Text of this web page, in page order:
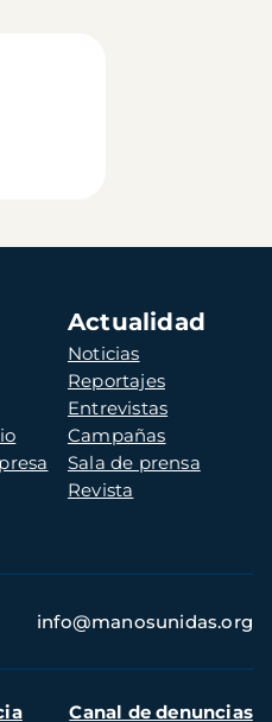
Actualidad
Noticias
Reportajes
Entrevistas
Campañas
Sala de prensa
Revista
info@manosunidas.org
Canal de denuncias